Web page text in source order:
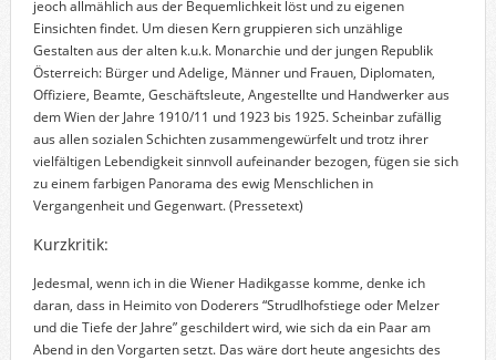
jeoch allmählich aus der Bequemlichkeit löst und zu eigenen
Einsichten findet. Um diesen Kern gruppieren sich unzählige
Gestalten aus der alten k.u.k. Monarchie und der jungen Republik
Österreich: Bürger und Adelige, Männer und Frauen, Diplomaten,
Offiziere, Beamte, Geschäftsleute, Angestellte und Handwerker aus
dem Wien der Jahre 1910/11 und 1923 bis 1925. Scheinbar zufällig
aus allen sozialen Schichten zusammengewürfelt und trotz ihrer
vielfältigen Lebendigkeit sinnvoll aufeinander bezogen, fügen sie sich
zu einem farbigen Panorama des ewig Menschlichen in
Vergangenheit und Gegenwart.(Pressetext)
Kurzkritik:
Jedesmal, wenn ich in die Wiener Hadikgasse komme, denke ich
daran, dass in Heimito von Doderers “Strudlhofstiege oder Melzer
und die Tiefe der Jahre” geschildert wird, wie sich da ein Paar am
Abend in den Vorgarten setzt. Das wäre dort heute angesichts des